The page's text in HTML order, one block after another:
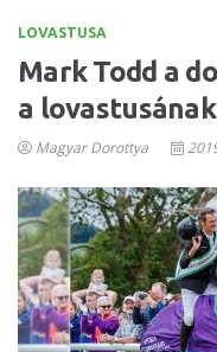
LOVASTUSA
Mark Todd a
a lovastusának
Magyar Dorottya